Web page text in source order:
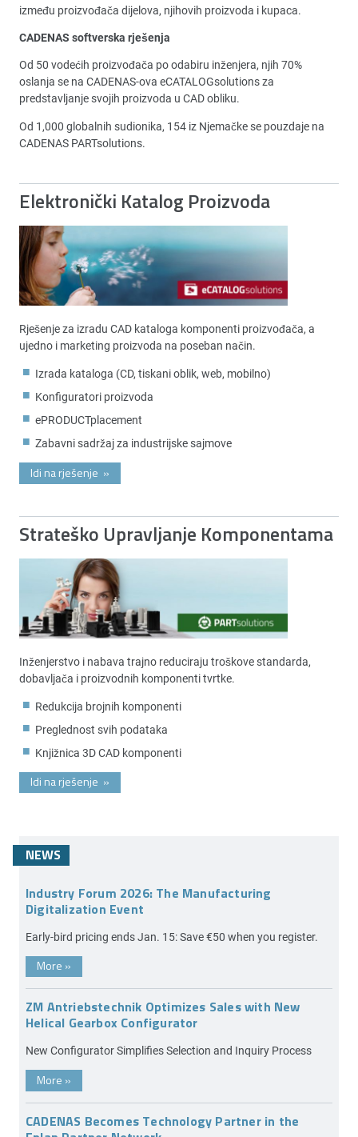
između proizvođača dijelova, njihovih proizvoda i kupaca.
CADENAS softverska rješenja
Od 50 vodećih proizvođača po odabiru inženjera, njih 70%
oslanja se na CADENAS-ova eCATALOGsolutions za
predstavljanje svojih proizvoda u CAD obliku.
Od 1,000 globalnih sudionika, 154 iz Njemačke se pouzdaje na
CADENAS PARTsolutions.
Elektronički Katalog Proizvoda
Rješenje za izradu CAD kataloga komponenti proizvođača, a
ujedno i marketing proizvoda na poseban način.
Izrada kataloga (CD, tiskani oblik, web, mobilno)
Konfiguratori proizvoda
ePRODUCTplacement
Zabavni sadržaj za industrijske sajmove
Idi na rješenje »
Strateško Upravljanje Komponentama
Inženjerstvo i nabava trajno reduciraju troškove standarda,
dobavljača i proizvodnih komponenti tvrtke.
Redukcija brojnih komponenti
Preglednost svih podataka
Knjižnica 3D CAD komponenti
Idi na rješenje »
NEWS
Industry Forum 2026: The Manufacturing
Digitalization Event
Early-bird pricing ends Jan. 15: Save €50 when you register.
More »
ZM Antriebstechnik Optimizes Sales with New
Helical Gearbox Configurator
New Configurator Simplifies Selection and Inquiry Process
More »
CADENAS Becomes Technology Partner in the